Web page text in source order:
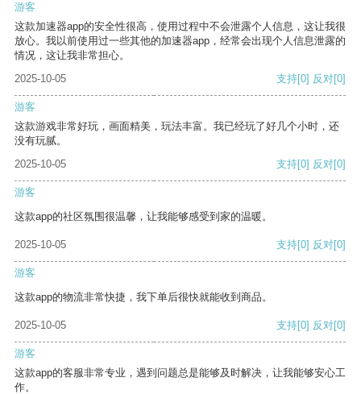
游客
这款加速器app的安全性很高，使用过程中不会泄露个人信息，这让我很
放心。我以前使用过一些其他的加速器app，经常会出现个人信息泄露的
情况，这让我非常担心。
2025-10-05
支持[0] 反对[0]
游客
这款游戏非常好玩，画面精美，玩法丰富。我已经玩了好几个小时，还
没有玩腻。
2025-10-05
支持[0] 反对[0]
游客
这款app的社区氛围很温馨，让我能够感受到家的温暖。
2025-10-05 支持[0] 反对[0]
游客
这款app的物流非常快捷，我下单后很快就能收到商品。
2025-10-05 支持[0] 反对[0]
游客
这款app的客服非常专业，遇到问题总是能够及时解决，让我能够安心工
作。